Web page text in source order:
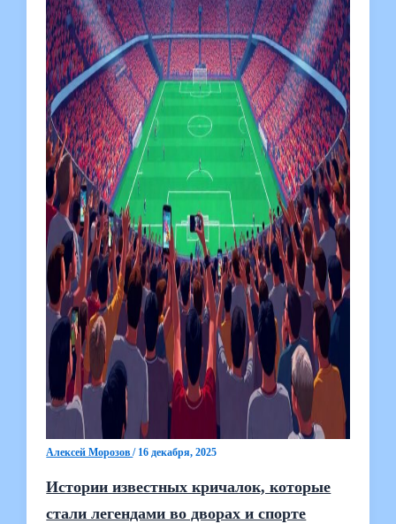
Алексей Морозов/ 16 декабря, 2025
Истории известных кричалок, которые
стали легендами во дворах и спорте